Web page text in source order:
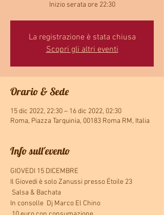
Inizio serata ore 22:30
La registrazione è stata chiusa
Scopri gli altri eventi
Orario & Sede
15 dic 2022, 22:30 – 16 dic 2022, 02:30
Roma, Piazza Tarquinia, 00183 Roma RM, Italia
Info sull'evento
GIOVEDI 15 DICEMBRE
Il Giovedi è solo Zanussi presso Étoile 23
In consolle  Dj Marco El Chino